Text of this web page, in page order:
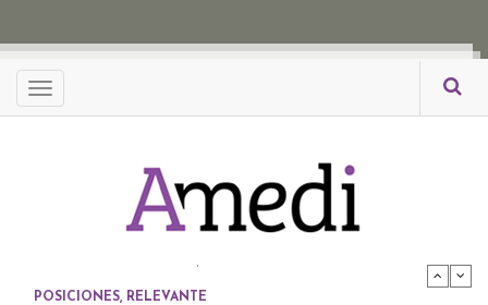
Menu
POSICIONES
Consejos ciudadanos e IFT deben garantizar
independencia editorial de medios públicos
Amedi condena atentado contra Ciro Gómez
POSICIONES, RELEVANTE